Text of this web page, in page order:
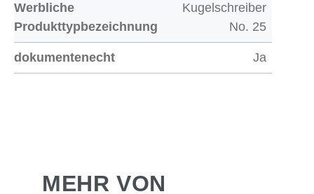
Werbliche
Produkttypbezeichnung
Kugelschreiber
No. 25
dokumentenecht Ja
MEHR VON